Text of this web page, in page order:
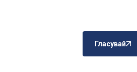
Гласувай